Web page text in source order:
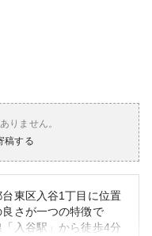
りません。
稿する
東区入谷1丁目に位置
さが一つの特徴で
入谷駅」から徒歩4分